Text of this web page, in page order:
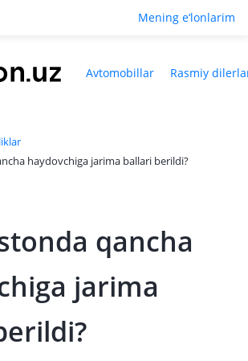
Mening e‘lonlarim
Avtomobillar Rasmiy
haydovchiga jarima ballari berildi?
qancha
jarima